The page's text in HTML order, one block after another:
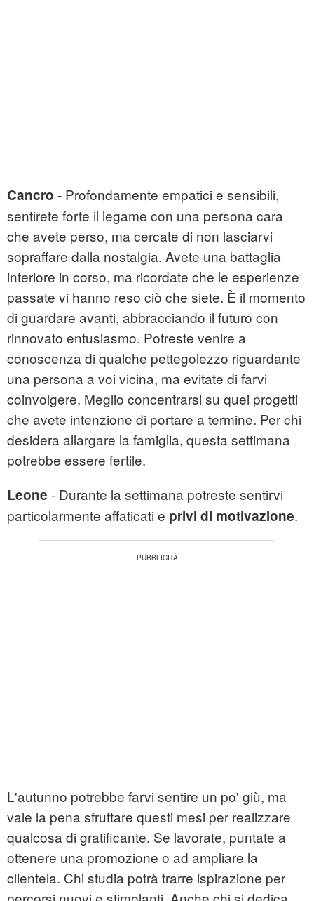
Cancro - Profondamente empatici e sensibili,
sentirete forte il legame con una persona cara
che avete perso, ma cercate di non lasciarvi
sopraffare dalla nostalgia. Avete una battaglia
interiore in corso, ma ricordate che le esperienze
passate vi hanno reso ciò che siete. È il momento
di guardare avanti, abbracciando il futuro con
rinnovato entusiasmo. Potreste venire a
conoscenza di qualche pettegolezzo riguardante
una persona a voi vicina, ma evitate di farvi
coinvolgere. Meglio concentrarsi su quei progetti
che avete intenzione di portare a termine. Per chi
desidera allargare la famiglia, questa settimana
potrebbe essere fertile.
Leone - Durante la settimana potreste sentirvi
particolarmente affaticati e privi di motivazione.
L'autunno potrebbe farvi sentire un po' giù, ma
vale la pena sfruttare questi mesi per realizzare
qualcosa di gratificante. Se lavorate, puntate a
ottenere una promozione o ad ampliare la
clientela. Chi studia potrà trarre ispirazione per